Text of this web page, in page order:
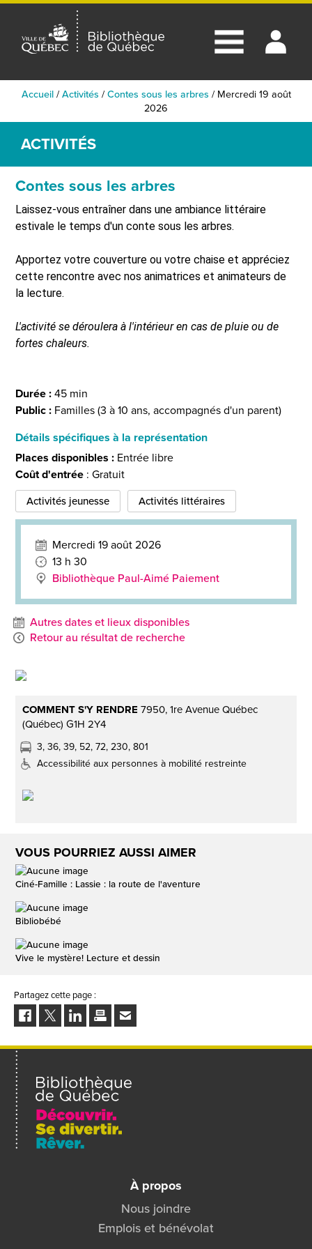
Accueil/Activités /Contes sous les arbres / Mercredi 19 août
2026
ACTIVITÉS
Contes sous les arbres
Laissez-vous entraîner dans une ambiance littéraire
estivale le temps d'un conte sous les arbres.
Apportez votre couverture ou votre chaise et appréciez
cette rencontre avec nos animatrices et animateurs de
la lecture.
L'activité se déroulera à l'intérieur en cas de pluie ou de
fortes chaleurs.
Durée :45 min
Public : Familles (3 à 10 ans, accompagnés d'un parent)
Détails spécifiques à la représentation
Places disponibles : Entrée libre
Coût d'entrée : Gratuit
Activités jeunesse Activités littéraires
Mercredi 19 août 2026
13 h 30
Bibliothèque Paul-Aimé Paiement
Autres dates et lieux disponibles
Retour au résultat de recherche
COMMENT S'Y RENDRE 7950, 1re Avenue Québec
(Québec) G1H 2Y4
3, 36, 39, 52, 72, 230, 801
Accessibilité aux personnes à mobilité restreinte
VOUS POURRIEZ AUSSI AIMER
Ciné-Famille : Lassie : la route de l'aventure
Bibliobébé
Vive le mystère! Lecture et dessin
Partagez cette page :
FacebookTwitterLinkedInImprimerEnvoyer
à
un
À propos
Nous joindre
Emplois et bénévolat